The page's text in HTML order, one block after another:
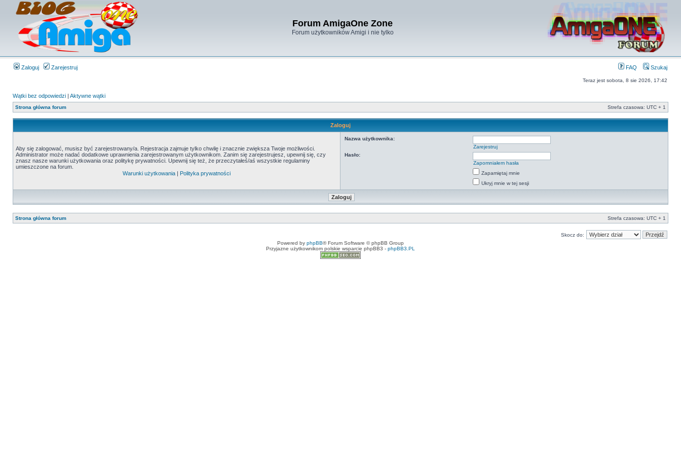
Forum AmigaOne Zone
Forum użytkowników Amigi i nie tylko
Zaloguj Zarejestruj FAQ Szukaj
Teraz jest sobota, 8 sie 2026, 17:42
Wątki bez odpowiedzi | Aktywne wątki
Strona główna forum Strefa czasowa: UTC + 1
Zaloguj
Aby się zalogować, musisz być zarejestrowany/a. Rejestracja zajmuje tylko chwilę i znacznie zwiększa Twoje możliwości.
Administrator może nadać dodatkowe uprawnienia zarejestrowanym użytkownikom. Zanim się zarejestrujesz, upewnij się, czy
znasz nasze warunki użytkowania oraz politykę prywatności. Upewnij się też, że przeczytałeś/aś wszystkie regulaminy
umieszczone na forum.
Warunki użytkowania | Polityka prywatności
Nazwa użytkownika:
Zarejestruj
Hasło:
Zapomniałem hasła
Zapamiętaj mnie
Ukryj mnie w tej sesji
Strona główna forum Strefa czasowa: UTC + 1
Skocz do:
Powered by phpBB® Forum Software © phpBB Group
Przyjazne użytkownikom polskie wsparcie phpBB3 - phpBB3.PL